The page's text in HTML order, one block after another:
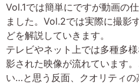
Vol.1では簡単にですが動画の
ました。Vol.2では実際に撮影
どを解説していきます。
テレビやネット上では多種多
影された映像が流れています
い…と思う反面、クオリティの